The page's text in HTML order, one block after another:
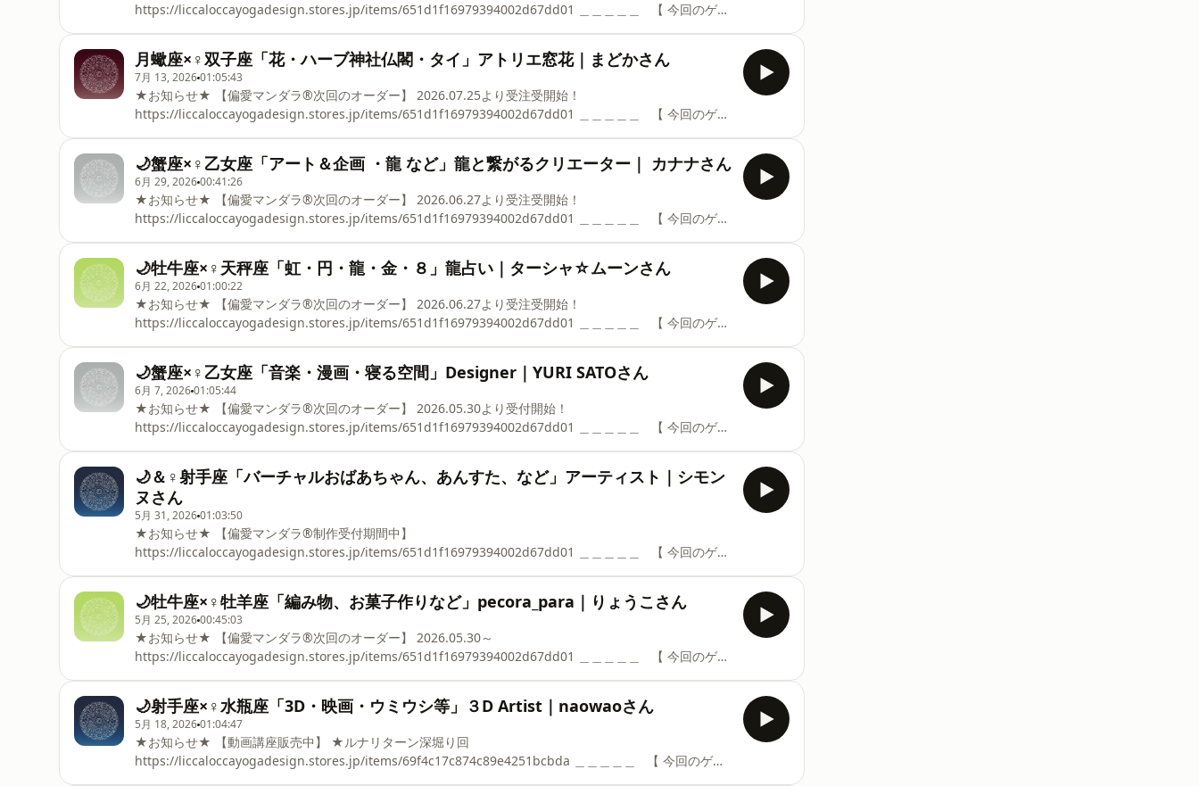
https://liccaloccayogadesign.stores.jp/items/651d1f16979394002d67dd01 ＿＿＿＿＿ ⁡ ⁡ 【 今回のゲス
（原石） ペンデュラム レース編み ヒーリング 🌐ゲストのInstagram
https://www.instagram.com/keecolor.work/ ＿＿＿＿ ⁡ ⁡ ⁡ 最後までお読みくださりありがとうございます ⁡
月蠍座×♀双子座「花・ハーブ神社仏閣・タイ」アトリエ窓花｜まどかさん
7月 13, 202601:05:43
★お知らせ★ 【偏愛マンダラ®次回のオーダー】 2026.07.25より受注受開始！
https://liccaloccayogadesign.stores.jp/items/651d1f16979394002d67dd01 ＿＿＿＿＿ ⁡ ⁡ 【 今回のゲス
♡ 生け花、押し花、アーティフィシャルフラワー、プリザーブドフラワー、ドライフラワーなどを使いブ
ーケから仏花まで何でも🙂‍↕️ 「本物そっくりこぼれないマジックフラワー ウォーターアレンジ」が一番の
推しの花アレンジ お花が好きすぎて先々お花のお宿&カフェ計画中 自分でお花を育てて押花にしているの
もあり 畑でハーブ、お花を育てています ②神社仏閣巡りが好き♡ 全国1000ヶ所ほどを巡り 百観音巡
🌙蟹座×♀乙女座「アート＆企画 ・龍 など」龍と繋がるクリエーター｜ カナナさん
6月 29, 202600:41:26
★お知らせ★ 【偏愛マンダラ®次回のオーダー】 2026.06.27より受注受開始！
https://liccaloccayogadesign.stores.jp/items/651d1f16979394002d67dd01 ＿＿＿＿＿ ⁡ ⁡ 【 今回のゲス
とアートの企画 ・龍 ・オレンジ色 ・カラダにいい食べ物 🌐ゲストのInstagram
https://www.instagram.com/kanana.koubou/ ＿＿＿＿ ⁡ ⁡ ⁡ 最後までお読みくださりありがとうございます
🌙牡牛座×♀天秤座「虹・円・龍・金・８」龍占い｜ターシャ☆ムーンさん
6月 22, 202601:00:22
★お知らせ★ 【偏愛マンダラ®次回のオーダー】 2026.06.27より受注受開始！
https://liccaloccayogadesign.stores.jp/items/651d1f16979394002d67dd01 ＿＿＿＿＿ ⁡ ⁡ 【 今回のゲス
りがとうございます ⁡ ＼ コメント・フォロー喜びます ／ 🌐A K I EのInstagram
🌙蟹座×♀乙女座「音楽・漫画・寝る空間」Designer｜YURI SATOさん
6月 7, 202601:05:44
★お知らせ★ 【偏愛マンダラ®次回のオーダー】 2026.05.30より受付開始！
https://liccaloccayogadesign.stores.jp/items/651d1f16979394002d67dd01 ＿＿＿＿＿ ⁡ ⁡ 【 今回のゲス
りがとうございます ⁡ ＼ コメント・フォロー喜びます ／ 🌐A K I EのInstagram
🌙＆♀射手座「バーチャルおばあちゃん、あんすた、など」アーティスト｜シモン
ヌさん
5月 31, 202601:03:50
★お知らせ★ 【偏愛マンダラ®制作受付期間中】
https://liccaloccayogadesign.stores.jp/items/651d1f16979394002d67dd01 ＿＿＿＿＿ ⁡ ⁡ 【 今回のゲス
あちゃん、通販、海外旅行、洋画、イラスト、自分ちのねこ、AIに占ってもらったり体づくりの相談した
り！、あんすた、村田沙耶香 🌐ゲストのInstagram https://www.instagram.com/iam.nu.simone/ ＿＿＿
＿ ⁡ ⁡ ⁡ 最後までお読みくださりありがとうございます ⁡ ＼ コメント・フォロー喜びます ／ 🌐A K I Eの
Instagram https://www.insta
🌙牡牛座×♀牡羊座「編み物、お菓子作りなど」pecora_para｜りょうこさん
5月 25, 202600:45:03
★お知らせ★ 【偏愛マンダラ®次回のオーダー】 2026.05.30～
https://liccaloccayogadesign.stores.jp/items/651d1f16979394002d67dd01 ＿＿＿＿＿ ⁡ ⁡ 【 今回のゲス
作り、都市伝説陰謀論、怖い話 🌐ゲストのInstagram https://www.instagram.com/pecora_para/ ＿＿＿
＿ ⁡ ⁡ ⁡ 最後までお読みくださりありがとうございます ⁡ ＼ コメント・フォロー喜びます ／ 🌐A K I Eの
🌙射手座×♀水瓶座「3D・映画・ウミウシ等」３D Artist｜naowaoさん
5月 18, 202601:04:47
★お知らせ★ 【動画講座販売中】 ★ルナリターン深堀り回
https://liccaloccayogadesign.stores.jp/items/69f4c17c874c89e4251bcbda ＿＿＿＿＿ ⁡ ⁡ 【 今回のゲス